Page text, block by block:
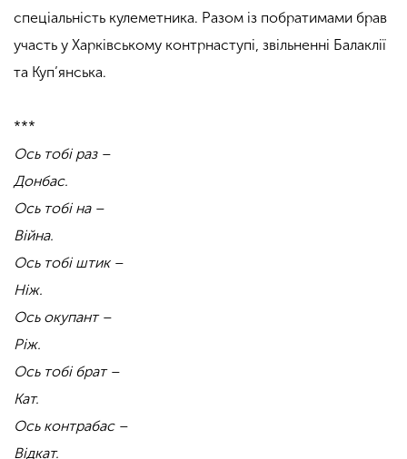
спеціальність кулеметника. Разом із побратимами брав
участь у Харківському контрнаступі, звільненні Балаклії
та Куп’янська.
***
Ось тобі раз –
Донбас.
Ось тобі на –
Війна.
Ось тобі штик –
Ніж.
Ось окупант –
Ріж.
Ось тобі брат –
Кат.
Ось контрабас –
Відкат.